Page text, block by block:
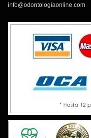
info@odontologiaonline.com